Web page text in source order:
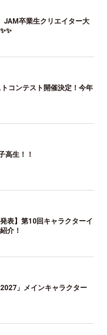
JAM卒業生クリエイター大
コンテスト開催決定！今年
高生！！
表】第10回キャラクターイ
介！
」メインキャラクター